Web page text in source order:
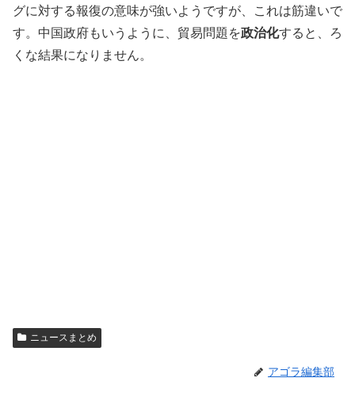
グに対する報復の意味が強いようですが、これは筋違いで
す。中国政府もいうように、貿易問題を政治化すると、ろ
くな結果になりません。
ニュースまとめ
アゴラ編集部